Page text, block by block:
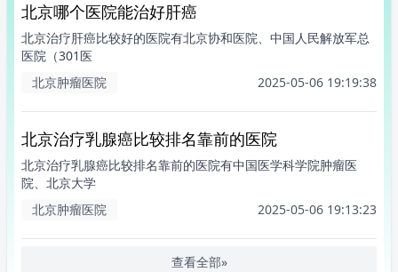
北京哪个医院能治好肝癌
北京治疗肝癌比较好的医院有北京协和医院、中国人民解放军总
医院（301医
北京肿瘤医院
2025-05-06 19:19:38
北京治疗乳腺癌比较排名靠前的医院
北京治疗乳腺癌比较排名靠前的医院有中国医学科学院肿瘤医
院、北京大学
北京肿瘤医院
2025-05-06 19:13:23
查看全部»